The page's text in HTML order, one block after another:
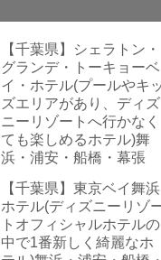
【千葉県】シェラトン・
グランデ・トーキョーベ
イ・ホテル(プールやキッ
ズエリアがあり、ディズ
ニーリゾートへ行かなく
ても楽しめるホテル)舞
浜・浦安・船橋・幕張
【千葉県】東京ベイ舞浜
ホテル(ディズニーリゾ
トオフィシャルホテルの
中で1番新しく綺麗なホ